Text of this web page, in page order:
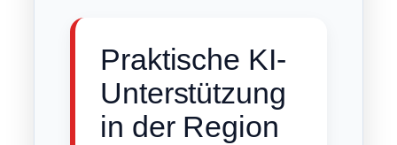
Praktische KI-
Unterstützung
in der Region